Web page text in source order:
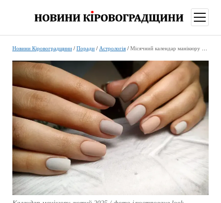
меню
Новини Кіровоградщини/ Поради/ Астрологія/ Місячний календар манікюру на лютий 2025: кольори, форма, найкращі дати для походу до майстра